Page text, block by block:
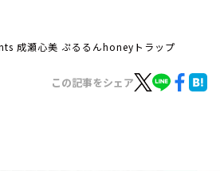
成瀬心美 ぷるるんhoneyトラップ
この記事をシェア